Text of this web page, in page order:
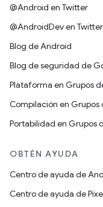
@Android en Twitter
@AndroidDev en Twitter
Blog de Android
Blog de seguridad de
Plataforma en Grupos
Compilación en Grupos
Portabilidad en Grupos
OBTÉN AYUDA
Centro de ayuda de
Centro de ayuda de